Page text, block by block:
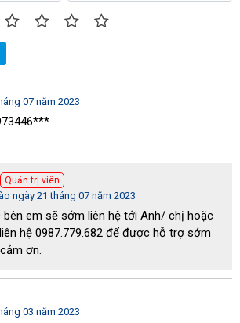
đã cực kỳ nổi bật với vô vàn những ưu
bị này có thật sự chất lượng? Chúng ta
nhé!
07 năm 2023
Quản trị viên
ngày 21 tháng 07 năm 2023
bên em sẽ sớm liên hệ tới Anh/ chị hoặc
hệ 0987.779.682 để được hỗ trợ sớm
ơn.
03 năm 2023